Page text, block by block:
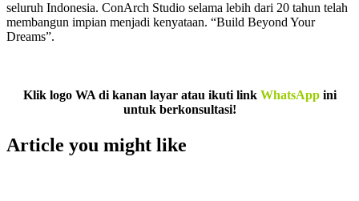
seluruh Indonesia. ConArch Studio selama lebih dari 20 tahun telah
membangun impian menjadi kenyataan. “Build Beyond Your
Dreams”.
Klik logo WA di kanan layar atau ikuti link WhatsApp ini
untuk berkonsultasi!
Article you might like